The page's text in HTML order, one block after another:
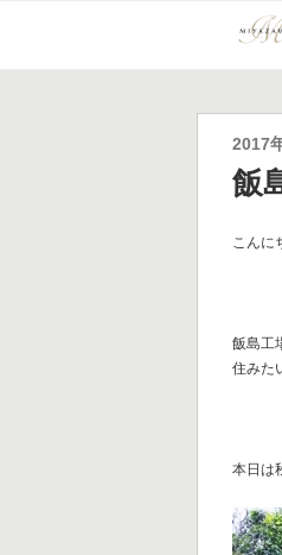
投
稿
日:
2017
飯
こんに
飯島工
住みた
本日は